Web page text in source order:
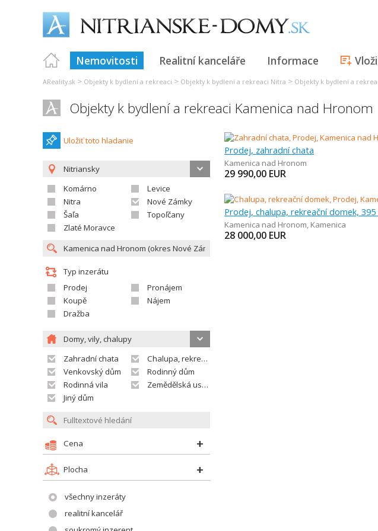
Nemovitosti Realitní kanceláře Informace
AReality.sk > Objekty k bydlení a rekreaci > Objekty k bydlení a rekreaci Nitra > Objekty k bydlení a
Objekty k bydlení a rekreaci Kamenica nad Hronom
Uložiť toto hladanie
Nitriansky
Komárno
Levice
Nitra
Nové Zámky
Šaľa
Topoľčany
Zlaté Moravce
Typ inzerátu
Prodej
Pronájem
Koupě
Nájem
Dražba
Domy, vily, chalupy
Zahradní chata
Chalupa, rekreační domek
Venkovský dům
Rodinný dům
Rodinná vila
Zemědělská usedlost
Jiný dům
Cena
Plocha
všechny inzeráty
realitní kancelář
Prodej, zahradní chata
Kamenica nad Hronom
29 990,00 EUR
Prodej, chalupa, rekreační domek, 395
Kamenica nad Hronom, Kamenica
28 000,00 EUR